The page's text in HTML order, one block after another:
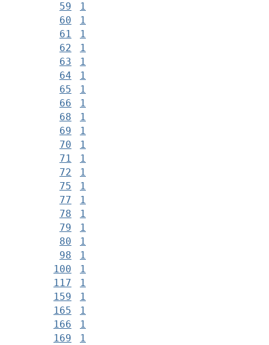
59
1
60
1
61
1
62
1
63
1
64
1
65
1
66
1
68
1
69
1
70
1
71
1
72
1
75
1
77
1
78
1
79
1
80
1
98
1
100
1
117
1
159
1
165
1
166
1
169
1